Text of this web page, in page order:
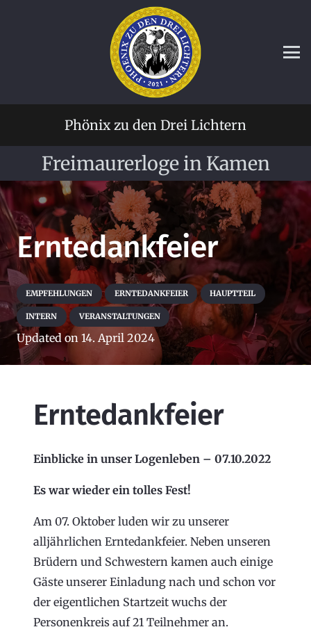
Phönix zu den Drei Lichtern
Freimaurerloge in Kamen
Erntedankfeier
EMPFEHLUNGEN ERNTEDANKFEIER HAUPTTEIL
INTERN VERANSTALTUNGEN
Updated on 14. April 2024
Erntedankfeier
Einblicke in unser Logenleben – 07.10.2022
Es war wieder ein tolles Fest!
Am 07. Oktober luden wir zu unserer
alljährlichen Erntedankfeier. Neben unseren
Brüdern und Schwestern kamen auch einige
Gäste unserer Einladung nach und schon vor
der eigentlichen Startzeit wuchs der
Personenkreis auf 21 Teilnehmer an.